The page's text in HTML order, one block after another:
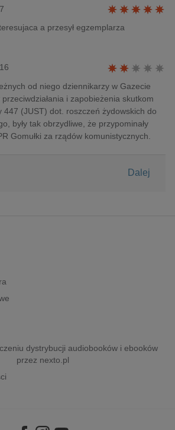
a przesył egzemplarza
od niego dziennikarzy w Gazecie
i zapobieżenia skutkom
447 (JUST) dot. roszczeń żydowskich do
były tak obrzydliwe, że przypominały
Gomułki za rządów komunistycznych.
Dalej
dystrybucji audiobooków i ebooków
przez nexto.pl